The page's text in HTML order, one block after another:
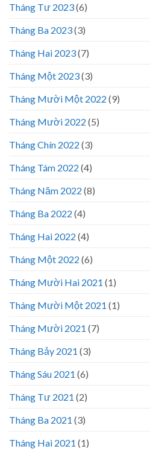
Tháng Tư 2023(6)
Tháng Ba 2023(3)
Tháng Hai 2023(7)
Tháng Một 2023(3)
Tháng Mười Một 2022 (9)
Tháng Mười 2022 (5)
Tháng Chín 2022 (3)
Tháng Tám 2022 (4)
Tháng Năm 2022 (8)
Tháng Ba 2022 (4)
Tháng Hai 2022 (4)
Tháng Một 2022 (6)
Tháng Mười Hai 2021 (1)
Tháng Mười Một 2021 (1)
Tháng Mười 2021 (7)
Tháng Bảy 2021 (3)
Tháng Sáu 2021 (6)
Tháng Tư 2021 (2)
Tháng Ba 2021 (3)
Tháng Hai 2021 (1)